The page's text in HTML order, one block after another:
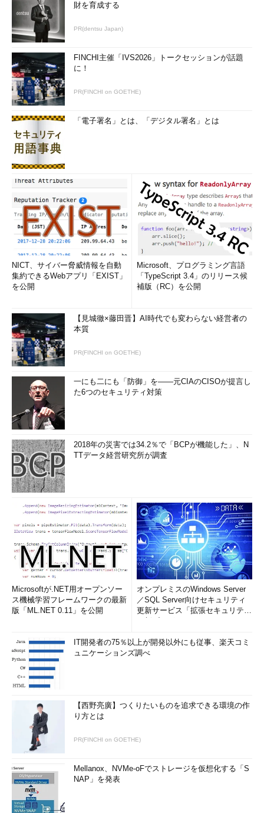
財を育成する
PR(dentsu Japan)
FINCHI主催「IVS2026」トークセッションが話題
に！
PR(FINCHI on GOETHE)
「電子署名」とは、「デジタル署名」とは
NICT、サイバー脅威情報を自動
集約できるWebアプリ「EXIST」
を公開
Microsoft、プログラミング言語
「TypeScript 3.4」のリリース候
補版（RC）を公開
【見城徹×藤田晋】AI時代でも変わらない経営者の
本質
PR(FINCHI on GOETHE)
一にも二にも「防御」を――元CIAのCISOが提言し
た6つのセキュリティ対策
2018年の災害では34.2％で「BCPが機能した」、N
TTデータ経営研究所が調査
Microsoftが.NET用オープンソー
ス機械学習フレームワークの最新
版「ML.NET 0.11」を公開
オンプレミスのWindows Server
／SQL Server向けセキュリティ
更新サービス「拡張セキュリティ
IT開発者の75％以上が開発以外にも従事、楽天コミ
ュニケーションズ調べ
【西野亮廣】つくりたいものを追求できる環境の作
り方とは
PR(FINCHI on GOETHE)
Mellanox、NVMe-oFでストレージを仮想化する「S
NAP」を発表